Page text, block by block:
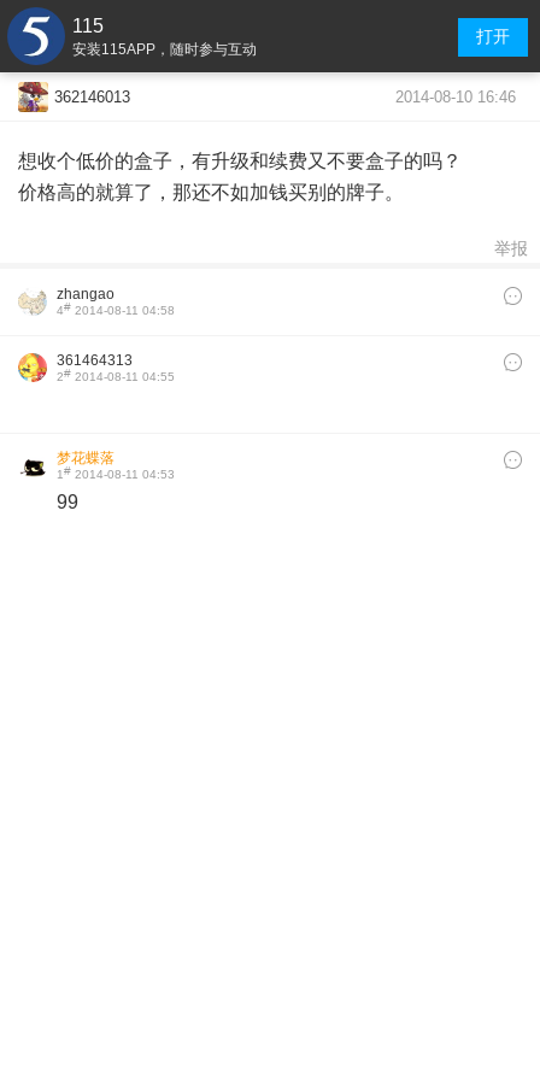
115
安装115APP，随时参与互动
打开
362146013 2014-08-10 16:46
想收个低价的盒子，有升级和续费又不要盒子的吗？
价格高的就算了，那还不如加钱买别的牌子。
举报
zhangao
4# 2014-08-11 04:58
361464313
2# 2014-08-11 04:55
梦花蝶落
1# 2014-08-11 04:53
99